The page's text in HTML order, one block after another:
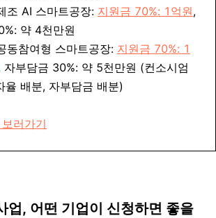
조 AI 스마트공장: 지원금 70%: 1억원,
약 4천만원
동참여형 스마트공장: 지원금 70%: 1
자부담금 30%: 약 5천만원 (컨소시엄
율 배분, 자부담금 배분)
러가기
업, 어떤 기업이 신청하면 좋을